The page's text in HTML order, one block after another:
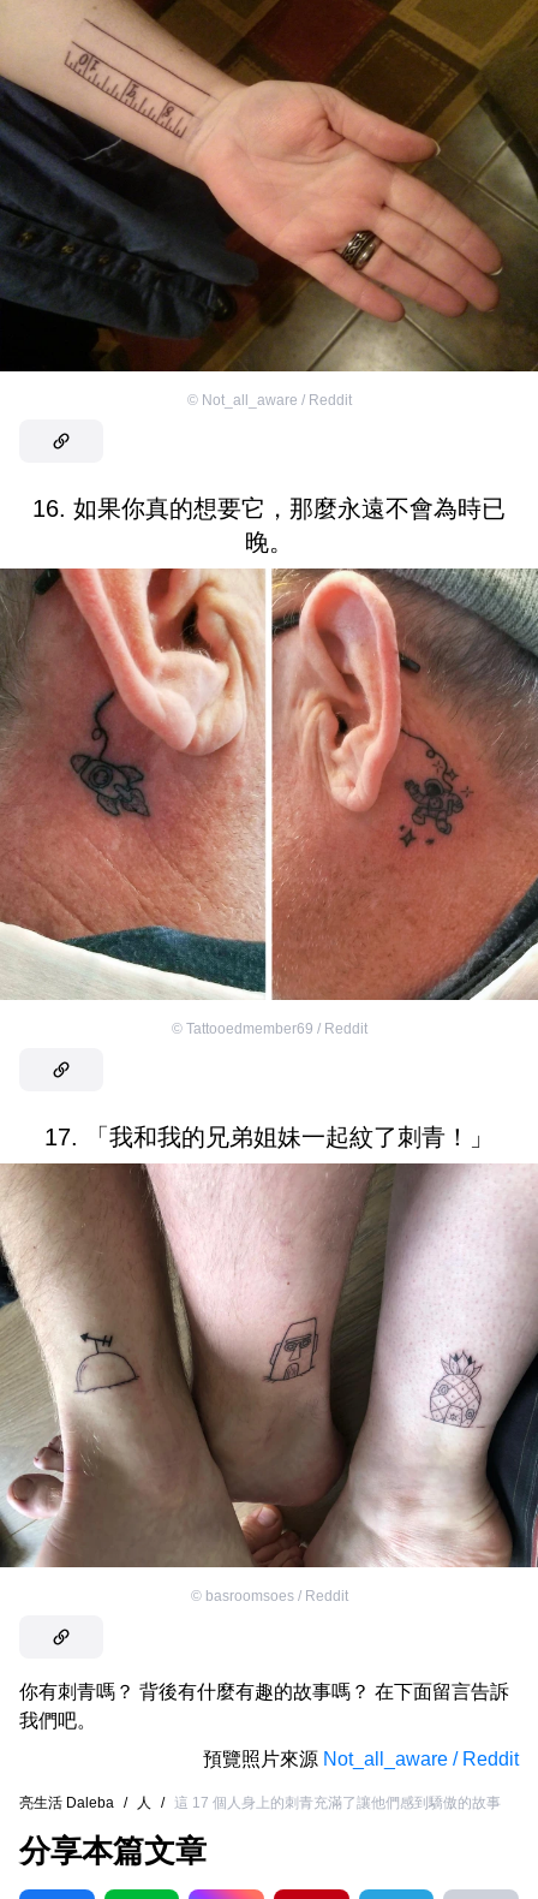
© Not_all_aware / Reddit
16. 如果你真的想要它，那麼永遠不會為時已
晚。
© Tattooedmember69 / Reddit
17. 「我和我的兄弟姐妹一起紋了刺青！」
© basroomsoes / Reddit
你有刺青嗎？ 背後有什麼有趣的故事嗎？ 在下面留言告訴
我們吧。
預覽照片來源 Not_all_aware / Reddit
亮生活 Daleba / 人 / 這 17 個人身上的刺青充滿了讓他們感到驕傲的故事
分享本篇文章